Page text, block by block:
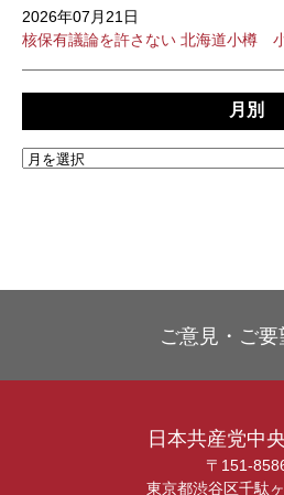
2026年07月21日
核保有議論を許さない 北海道小樽
月別
ご意見・ご要
日本共産党中
〒151-
東京都渋谷区千駄